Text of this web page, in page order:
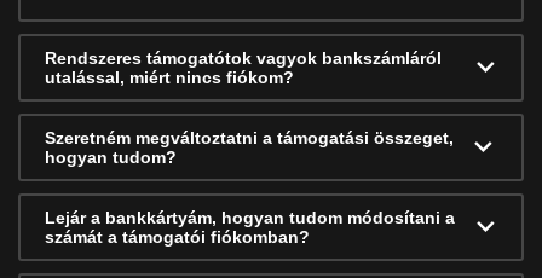
Rendszeres támogatótok vagyok bankszámláról
utalással, miért nincs fiókom?
Szeretném megváltoztatni a támogatási összeget,
hogyan tudom?
Lejár a bankkártyám, hogyan tudom módosítani a
számát a támogatói fiókomban?